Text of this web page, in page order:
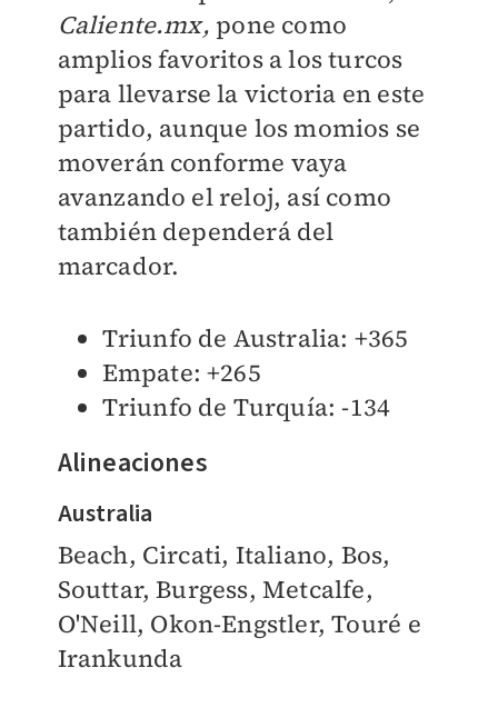
Caliente.mx, pone como
amplios favoritos a los turcos
para llevarse la victoria en este
partido, aunque los momios se
moverán conforme vaya
avanzando el reloj, así como
también dependerá del
marcador.
Triunfo de Australia: +365
Empate: +265
Triunfo de Turquía: -134
Alineaciones
Australia
Beach, Circati, Italiano, Bos,
Souttar, Burgess, Metcalfe,
O'Neill, Okon-Engstler, Touré e
Irankunda